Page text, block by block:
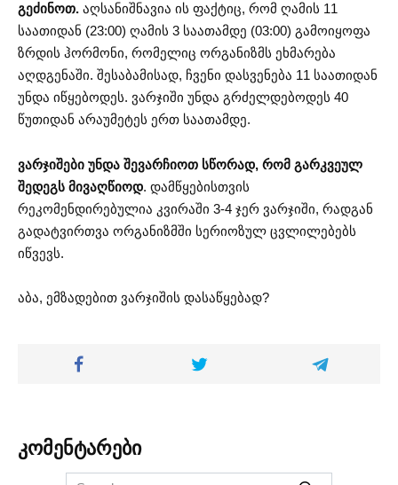
გეძინოთ. აღსანიშნავია ის ფაქტიც, რომ ღამის 11
საათიდან (23:00) ღამის 3 საათამდე (03:00) გამოიყოფა
ზრდის ჰორმონი, რომელიც ორგანიზმს ეხმარება
აღდგენაში. შესაბამისად, ჩვენი დასვენება 11 საათიდან
უნდა იწყებოდეს. ვარჯიში უნდა გრძელდებოდეს 40
წუთიდან არაუმეტეს ერთ საათამდე.
ვარჯიშები უნდა შევარჩიოთ სწორად, რომ გარკვეულ
შედეგს მივაღწიოდ. დამწყებისთვის
რეკომენდირებულია კვირაში 3-4 ჯერ ვარჯიში, რადგან
გადატვირთვა ორგანიზმში სერიოზულ ცვლილებებს
იწვევს.
აბა, ემზადებით ვარჯიშის დასაწყებად?
კომენტარები
Search